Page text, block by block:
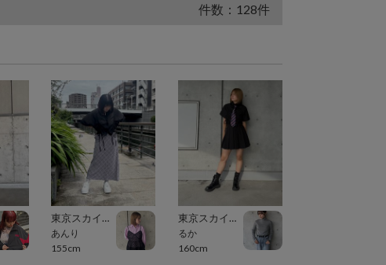
件数：128件
東京スカイツリータウン・ソラマチ
あんり
155cm
東京スカイツリータウン・ソラマチ
るか
160cm